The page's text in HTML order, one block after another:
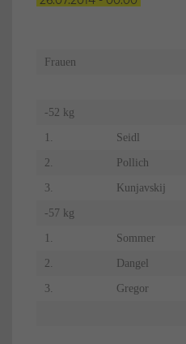
Frauen
-52 kg
1. Seidl
2. Pollich
3. Kunjavskij
-57 kg
1. Sommer
2. Dangel
3. Gregor